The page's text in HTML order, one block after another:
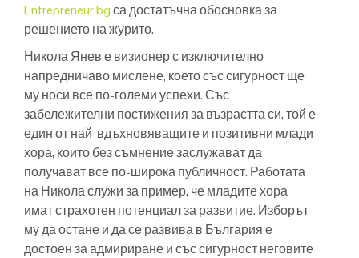
Entrepreneur.bgса достатъчна обосновка за
решението на журито.
Никола Янев е визионер с изключително
напредничаво мислене, което със сигурност ще
му носи все по-големи успехи. Със
забележителни постижения за възрастта си, той е
един от най-вдъхновяващите и позитивни млади
хора, които без съмнение заслужават да
получават все по-широка публичност. Работата
на Никола служи за пример, че младите хора
имат страхотен потенциал за развитие. Изборът
му да остане и да се развива в България е
достоен за адмириране и със сигурност неговите